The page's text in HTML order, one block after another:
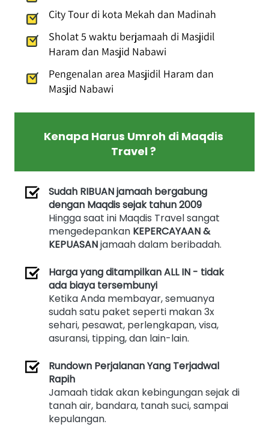
City Tour di kota Mekah dan Madinah
Sholat 5 waktu berjamaah di Masjidil
Haram dan Masjid Nabawi
Pengenalan area Masjidil Haram dan
Masjid Nabawi
Kenapa Harus Umroh di Maqdis
Travel ?
Sudah RIBUAN jamaah bergabung
dengan Maqdis sejak tahun 2009
Hingga saat ini Maqdis Travel sangat
mengedepankan KEPERCAYAAN &
KEPUASAN jamaah dalam beribadah.
Harga yang ditampilkan ALL IN - tidak
ada biaya tersembunyi
Ketika Anda membayar, semuanya
sudah satu paket seperti makan 3x
sehari, pesawat, perlengkapan, visa,
asuransi, tipping, dan lain-lain.
Rundown Perjalanan Yang Terjadwal
Rapih
Jamaah tidak akan kebingungan sejak di
tanah air, bandara, tanah suci, sampai
kepulangan.